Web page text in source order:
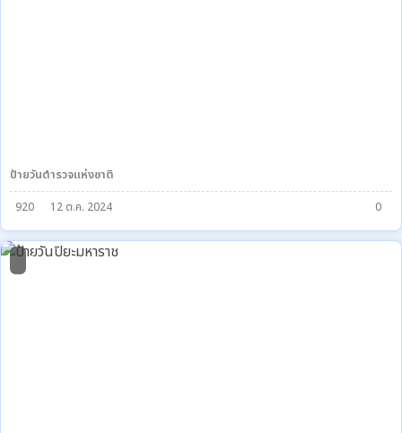
ป้ายวันตำรวจแห่งชาติ
920 12 ต.ค. 2024 0
2